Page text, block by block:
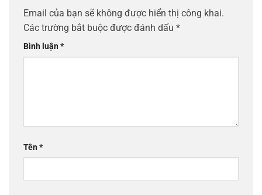
Email của bạn sẽ không được hiển thị công khai.
Các trường bắt buộc được đánh dấu *
Bình luận*
Tên*